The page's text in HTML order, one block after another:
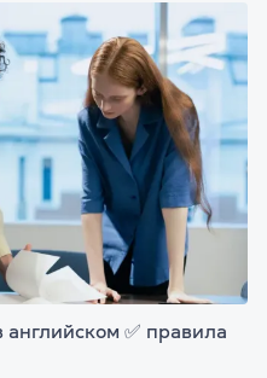
✅ правила